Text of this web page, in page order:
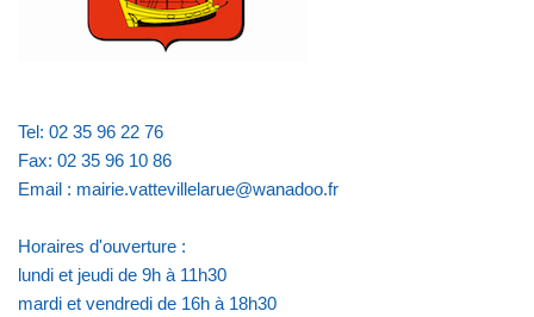
Tel: 02 35 96 22 76
Fax: 02 35 96 10 86
Email : mairie.vattevillelarue@wanadoo.fr
Horaires d'ouverture :
lundi et jeudi de 9h à 11h30
mardi et vendredi de 16h à 18h30